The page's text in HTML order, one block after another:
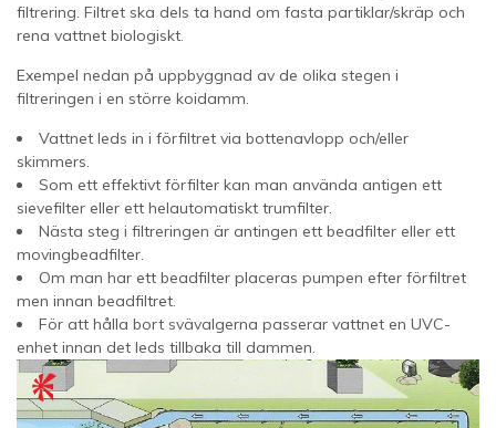
filtrering. Filtret ska dels ta hand om fasta partiklar/skräp och
rena vattnet biologiskt.
Exempel nedan på uppbyggnad av de olika stegen i
filtreringen i en större koidamm.
Vattnet leds in i förfiltret via bottenavlopp och/eller
skimmers.
Som ett effektivt förfilter kan man använda antigen ett
sievefilter eller ett helautomatiskt trumfilter.
Nästa steg i filtreringen är antingen ett beadfilter eller ett
movingbeadfilter.
Om man har ett beadfilter placeras pumpen efter förfiltret
men innan beadfiltret.
För att hålla bort svävalgerna passerar vattnet en UVC-
enhet innan det leds tillbaka till dammen.